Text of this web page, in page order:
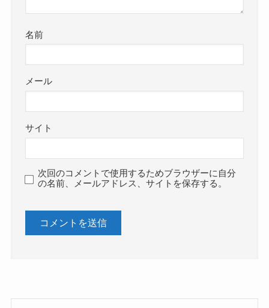
名前
メール
サイト
次回のコメントで使用するためブラウザーに自分
の名前、メールアドレス、サイトを保存する。